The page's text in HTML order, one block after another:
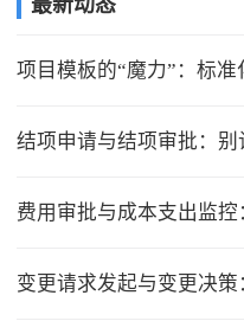
费用审批与成本支出监